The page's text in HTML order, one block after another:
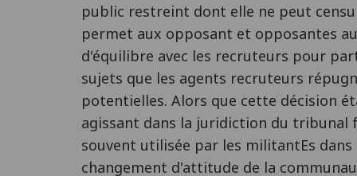
public restreint dont elle ne peut
permet aux opposant et opposantes
d'équilibre avec les recruteurs pour
sujets que les agents recruteurs
potentielles. Alors que cette décision
agissant dans la juridiction du tribunal
souvent utilisée par les militantEs
changement d'attitude de la